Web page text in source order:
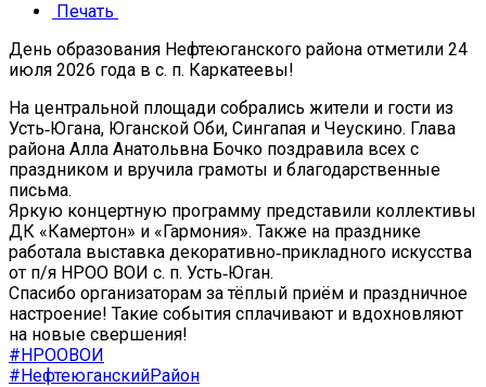
Печать
День образования Нефтеюганского района отметили 24
июля 2026 года в с. п. Каркатеевы!
На центральной площади собрались жители и гости из
Усть‑Югана, Юганской Оби, Сингапая и Чеускино. Глава
района Алла Анатольвна Бочко поздравила всех с
праздником и вручила грамоты и благодарственные
письма.
Яркую концертную программу представили коллективы
ДК «Камертон» и «Гармония». Также на празднике
работала выставка декоративно‑прикладного искусства
от п/я НРОО ВОИ с. п. Усть‑Юган.
Спасибо организаторам за тёплый приём и праздничное
настроение! Такие события сплачивают и вдохновляют
на новые свершения!
#НРООВОИ
#НефтеюганскийРайон